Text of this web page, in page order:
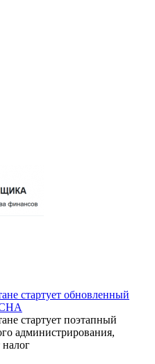
стартует обновленный
стартует поэтапный
администрирования,